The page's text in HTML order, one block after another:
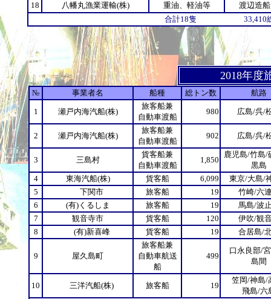
18
八幡丸漁業運輸(株) 重油、軽油等
渡辺造
合計18隻 33,410総トン
2018年度
№ 事業者名 船種 総トン数 航路
1 瀬戸内海汽船(株)
旅客船兼
自動車渡船
980 広島/呉/
2 瀬戸内海汽船(株)
旅客船兼
自動車渡船
902 広島/呉/
3 三島村
貨客船兼
自動車渡船
1,850
鹿児島/竹島/
黒島
4
東海汽船(株) 貨客船 6,099
東京/大島/
5
下関市 旅客船 19
竹崎/六
6
(有)くるしま 旅客船 19
馬島/波
7
観音寺市 貨客船 120
伊吹/観
8
(有)新喜峰 貨客船 19 合居島/
9 屋久島町
旅客船兼
自動車航送
船
499
口永良部/
島間
10 三洋汽船(株) 旅客船 19
笠岡/神島/
飛島/六